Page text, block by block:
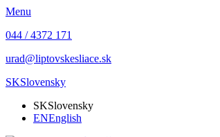
Menu
044 / 4372 171
urad@liptovskesliace.sk
SKSlovensky
SKSlovensky
ENEnglish